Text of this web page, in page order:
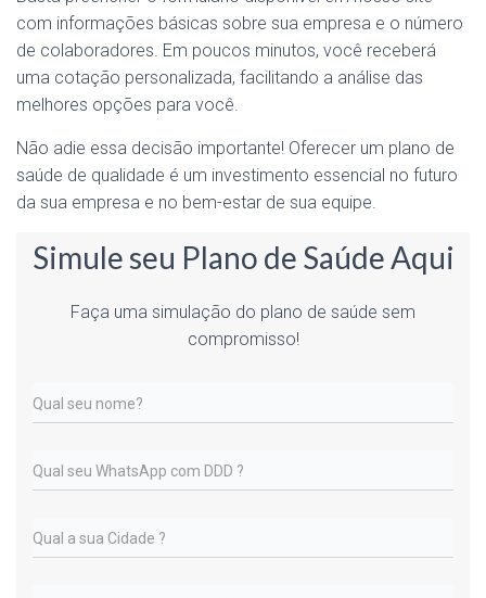
com informações básicas sobre sua empresa e o número
de colaboradores. Em poucos minutos, você receberá
uma cotação personalizada, facilitando a análise das
melhores opções para você.
Não adie essa decisão importante! Oferecer um plano de
saúde de qualidade é um investimento essencial no futuro
da sua empresa e no bem-estar de sua equipe.
Simule seu Plano de Saúde Aqui
Faça uma simulação do plano de saúde sem
compromisso!